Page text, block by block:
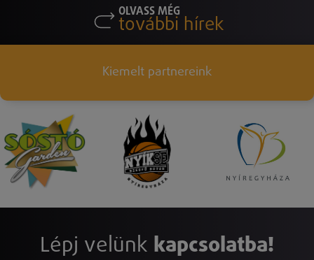
OLVASS MÉG
további hírek
Kiemelt partnereink
Lépj velünk kapcsolatba!